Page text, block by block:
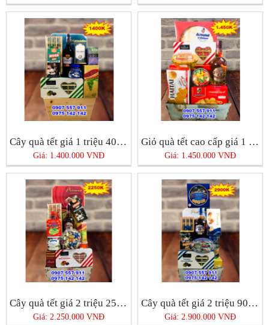
Cây quà tết giá 1 triệu 400k siêu đẹp
Giá: 1.400.000 VNĐ
Giỏ quà tết cao cấp giá 1 triệu 450k
Giá: 1.450.000 VNĐ
Cây quà tết giá 2 triệu 250k cao cấp giá rẻ
Giá: 2.250.000 VNĐ
Cây quà tết giá 2 triệu 900k đẳng cấp giá rẻ
Giá: 2.900.000 VNĐ